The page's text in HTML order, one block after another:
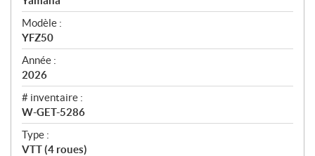
v
i
e
w
Modèle :
YFZ50
Année :
2026
# inventaire :
W-GET-5286
Type :
VTT (4 roues)